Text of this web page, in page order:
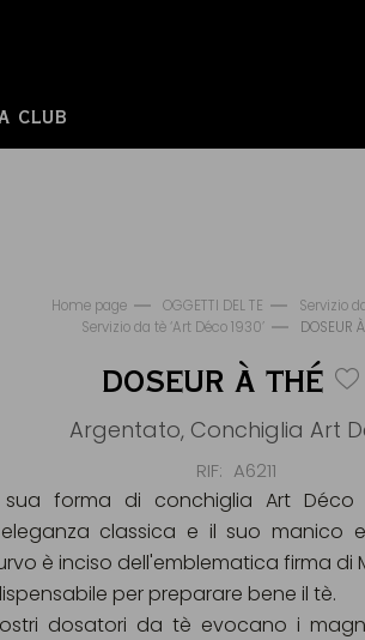
CLUB
Home page OGGETTI DEL TE
Servizio
Servizio da tè ‘Art Déco 1930’
DOSEUR
DOSEUR À THÉ
Argentato, Conchiglia Art
RIF A6211
sua forma di conchiglia Art Déco
classica e il suo manico
è inciso dell'emblematica firma di
per preparare bene il tè.
dosatori da tè evocano i